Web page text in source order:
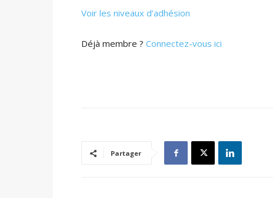
Voir les niveaux d’adhésion
Déjà membre ? Connectez-vous ici
Partager